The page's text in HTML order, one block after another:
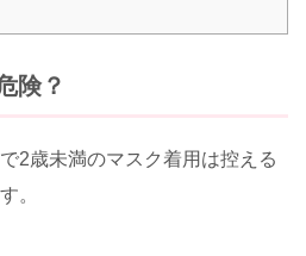
険？
2歳未満のマスク着用は控える
。